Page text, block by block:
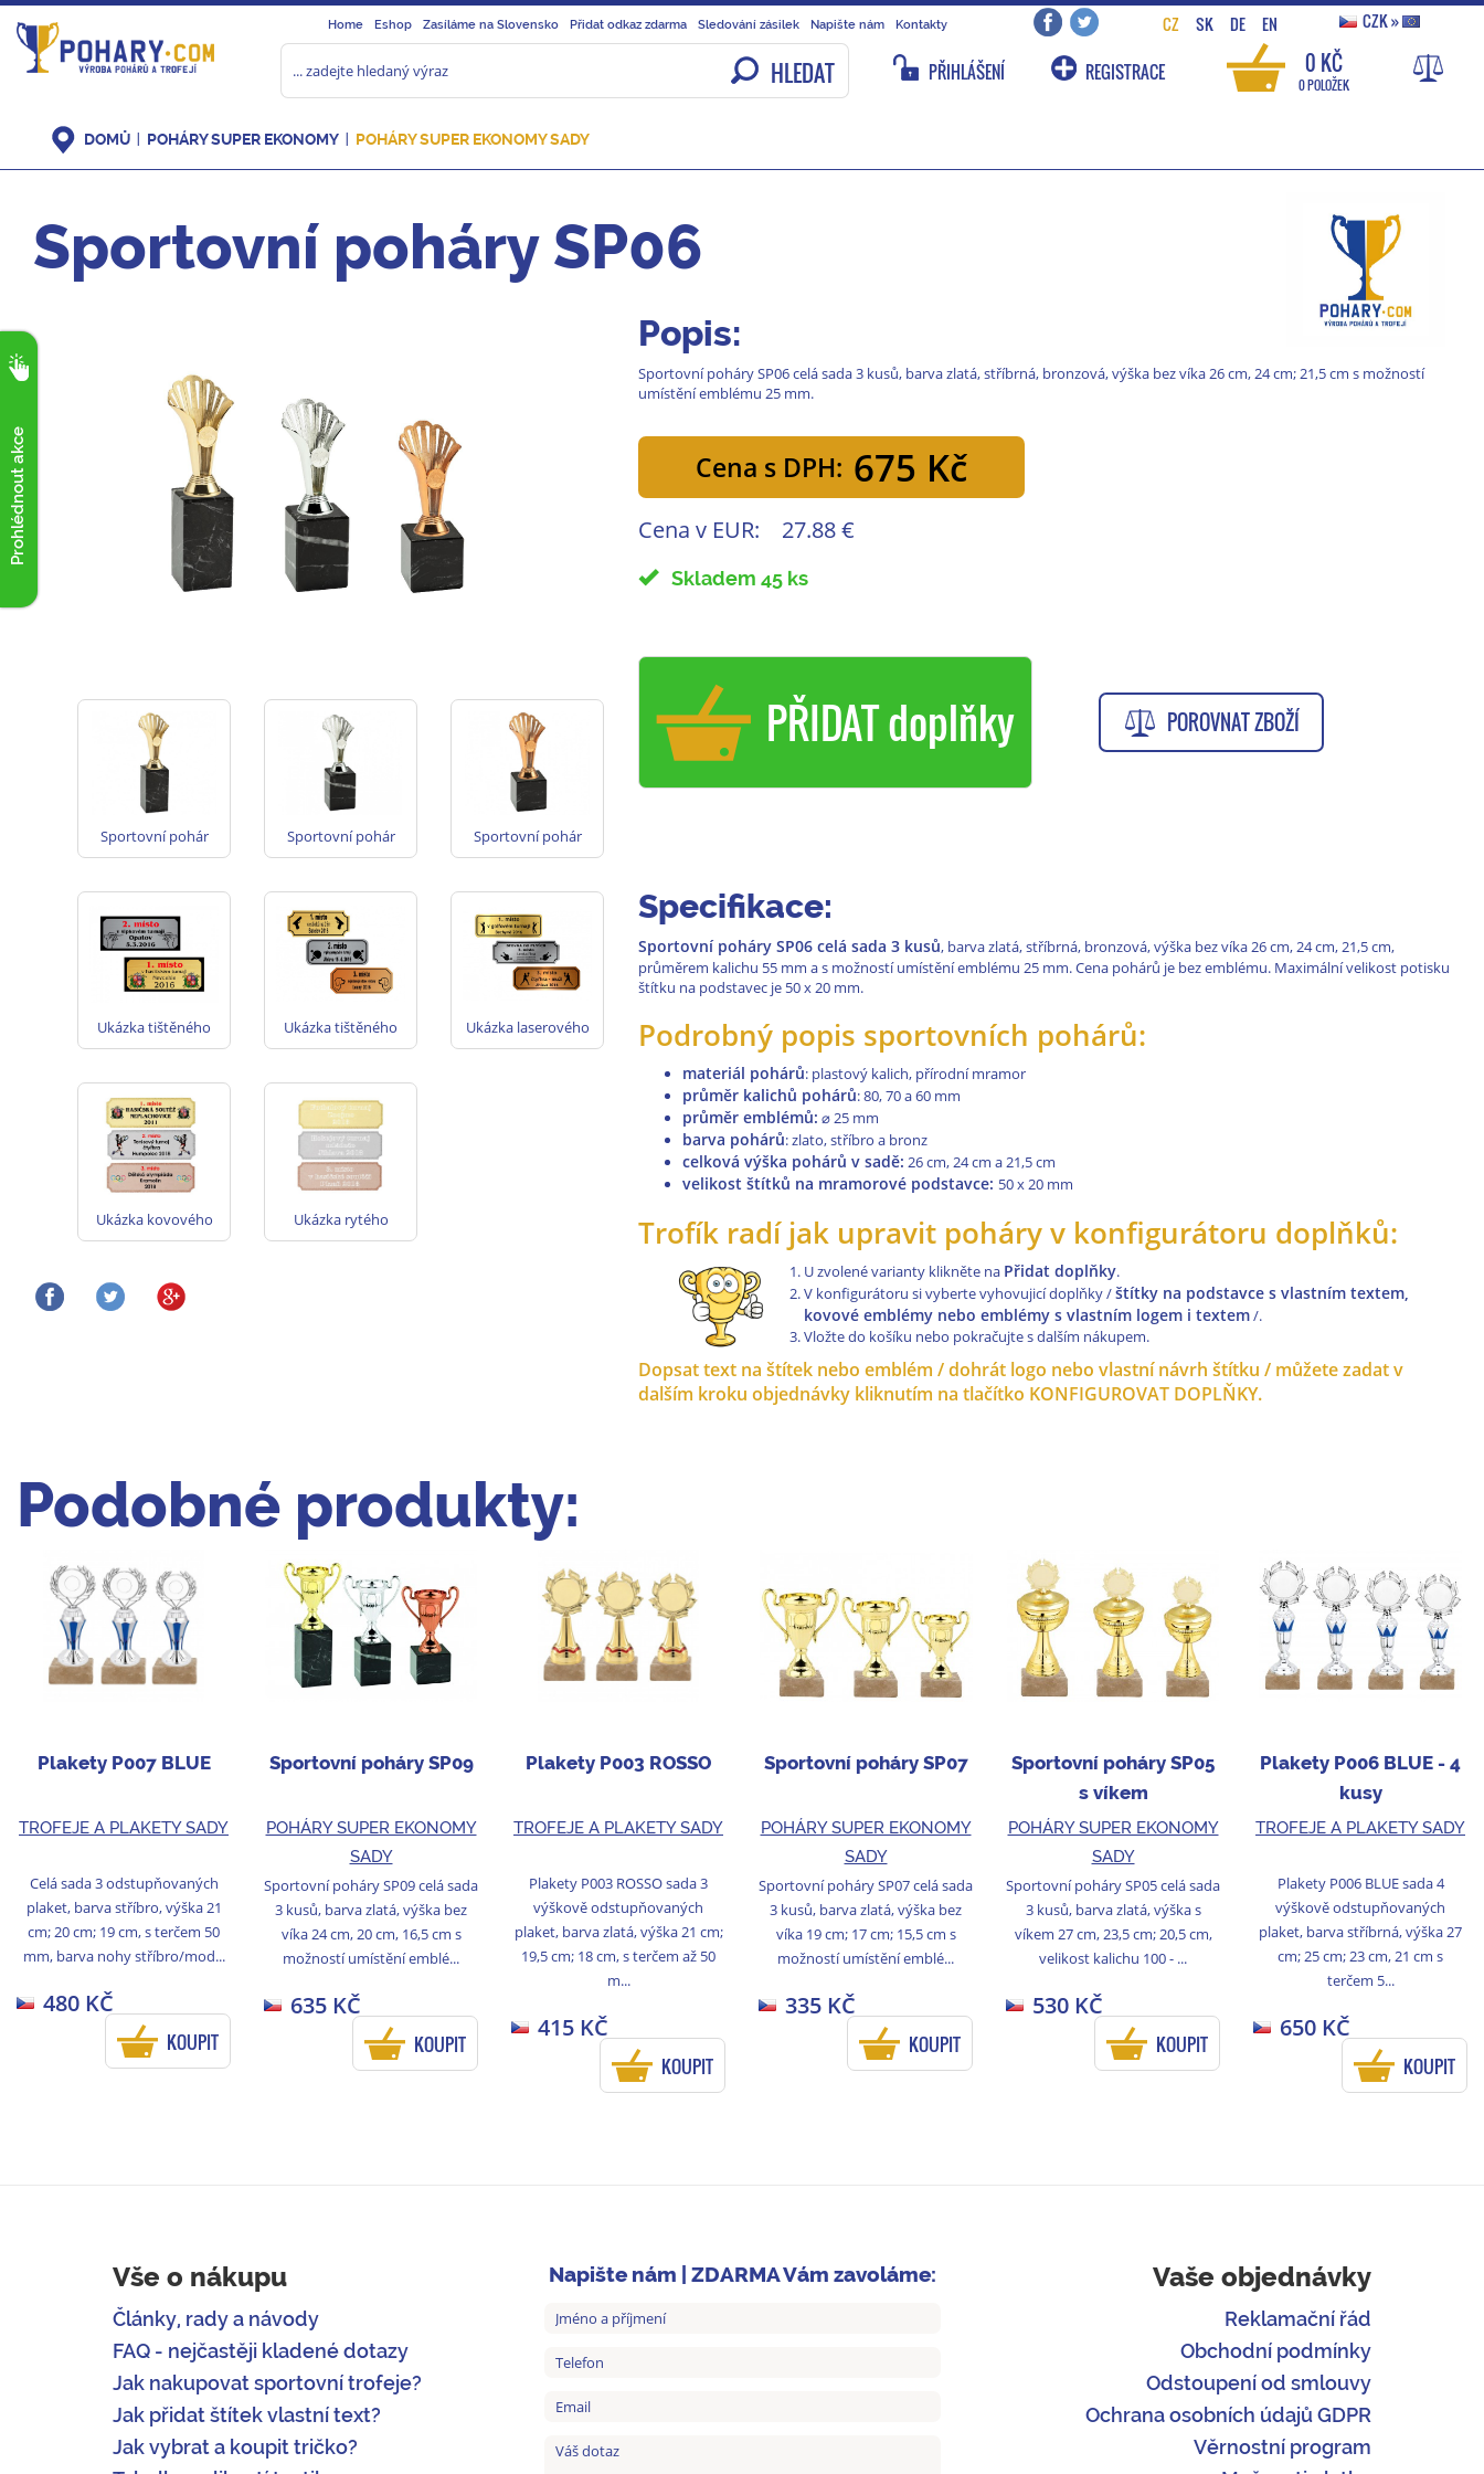
Home Eshop Zasíláme na Slovensko Přidat odkaz zdarma Sledování zásilek Napište nám Kontakty CZ SK DE EN CZK»
HLEDAT PŘIHLÁŠENÍ REGISTRACE 0 KČ
0 POLOŽEK
Prohlédnout akce
DOMŮ POHÁRY SUPER EKONOMY POHÁRY SUPER EKONOMY SADY
Sportovní poháry SP06
Sportovní pohár
SP06.1 zlato
Sportovní pohár
SP06.2 stříbro
Sportovní pohár
SP06.3 bronz
Ukázka tištěného
štítku na poháry -
Ukázka tištěného
štítku na poháry -
Ukázka laserového
fóliového štítku na
Ukázka kovového
štítku s barevným
poháry - zlato,
stříbro, bronz
Ukázka rytého
kovového štítku na
Popis:
Sportovní poháry SP06 celá sada 3 kusů, barva zlatá, stříbrná, bronzová, výška bez víka 26 cm, 24 cm; 21,5 cm s možností
umístění emblému 25 mm.
Cena s DPH: 675 Kč
Cena v EUR: 27.88 €
Skladem 45 ks
PŘIDAT doplňky POROVNAT ZBOŽÍ
Specifikace:
Sportovní poháry SP06 celá sada 3 kusů, barva zlatá, stříbrná, bronzová, výška bez víka 26 cm, 24 cm, 21,5 cm,
průměrem kalichu 55 mm a s možností umístění emblému 25 mm. Cena pohárů je bez emblému. Maximální velikost potisku
štítku na podstavec je 50 x 20 mm.
Podrobný popis sportovních pohárů:
materiál pohárů: plastový kalich, přírodní mramor
průměr kalichů pohárů: 80, 70 a 60 mm
průměr emblémů: ⌀25 mm
barva pohárů: zlato, stříbro a bronz
celková výška pohárů v sadě: 26 cm, 24 cm a 21,5 cm
velikost štítků na mramorové podstavce: 50 x 20 mm
Trofík radí jak upravit poháry v konfigurátoru doplňků:
U zvolené varianty klikněte na Přidat doplňky.
V konfigurátoru si vyberte vyhovujicí doplňky /štítky na podstavce s vlastním textem,
kovové emblémy nebo emblémy s vlastním logem i textem/.
Vložte do košíku nebo pokračujte s dalším nákupem.
Dopsat text na štítek nebo emblém / dohrát logo nebo vlastní návrh štítku / můžete zadat v
dalším kroku objednávky kliknutím na tlačítko KONFIGUROVAT DOPLŇKY.
Podobné produkty:
Plakety P007 BLUE
TROFEJE A PLAKETY SADY
Celá sada 3 odstupňovaných
plaket, barva stříbro, výška 21
cm; 20 cm; 19 cm, s terčem 50
mm, barva nohy stříbro/mod...
480 KČ
KOUPIT
Sportovní poháry SP09
POHÁRY SUPER EKONOMY
SADY
Sportovní poháry SP09 celá sada
3 kusů, barva zlatá, výška bez
víka 24 cm, 20 cm, 16,5 cm s
možností umístění emblé...
635 KČ
KOUPIT
Plakety P003 ROSSO
TROFEJE A PLAKETY SADY
Plakety P003 ROSSO sada 3
výškově odstupňovaných
plaket, barva zlatá, výška 21 cm;
19,5 cm; 18 cm, s terčem až 50
m...
415 KČ
KOUPIT
Sportovní poháry SP07
POHÁRY SUPER EKONOMY
SADY
Sportovní poháry SP07 celá sada
3 kusů, barva zlatá, výška bez
víka 19 cm; 17 cm; 15,5 cm s
možností umístění emblé...
335 KČ
KOUPIT
Sportovní poháry SP05
s víkem
POHÁRY SUPER EKONOMY
SADY
Sportovní poháry SP05 celá sada
3 kusů, barva zlatá, výška s
víkem 27 cm, 23,5 cm; 20,5 cm,
velikost kalichu 100 - ...
530 KČ
KOUPIT
Plakety P006 BLUE - 4
kusy
TROFEJE A PLAKETY SADY
Plakety P006 BLUE sada 4
výškově odstupňovaných
plaket, barva stříbrná, výška 27
cm; 25 cm; 23 cm, 21 cm s
terčem 5...
650 KČ
KOUPIT
Vše o nákupu
Články, rady a návody
FAQ - nejčastěji kladené dotazy
Jak nakupovat sportovní trofeje?
Jak přidat štítek vlastní text?
Jak vybrat a koupit tričko?
Napište nám | ZDARMA Vám zavoláme: Vaše objednávky
Reklamační řád
Obchodní podmínky
Odstoupení od smlouvy
Ochrana osobních údajů GDPR
Věrnostní program